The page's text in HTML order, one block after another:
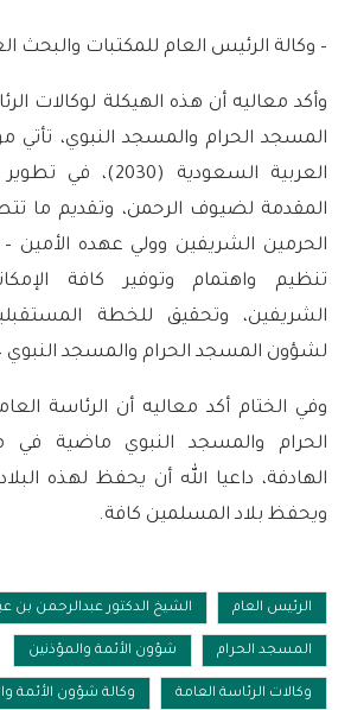
– وكالة الرئيس العام للمكتبات والبحث
وأكد معاليه أن هذه الهيكلة لوكالات
المسجد الحرام والمسجد النبوي، تأتي
العربية السعودية
المقدمة لضيوف الرحمن، وتقديم ما
الحرمين الشريفين وولي عهده
تنظيم واهتمام وتوفير كافة
الشريفين، وتحقيق للخطة
لشؤون المسجد الحرام والمسجد النبوي 2024م .
وفي الختام أكد معاليه أن الرئاسة
الحرام والمسجد النبوي ماضية في
الهادفة، داعيا الله أن يحفظ لهذه
ويحفظ بلاد المسلمين كافة.
الرئيس العام الشيخ الدكتور عبدالرحمن بن
المسجد الحرام شؤون الأئمة والمؤذنين
وكالات الرئاسة العامة وكالة شؤون الأئمة